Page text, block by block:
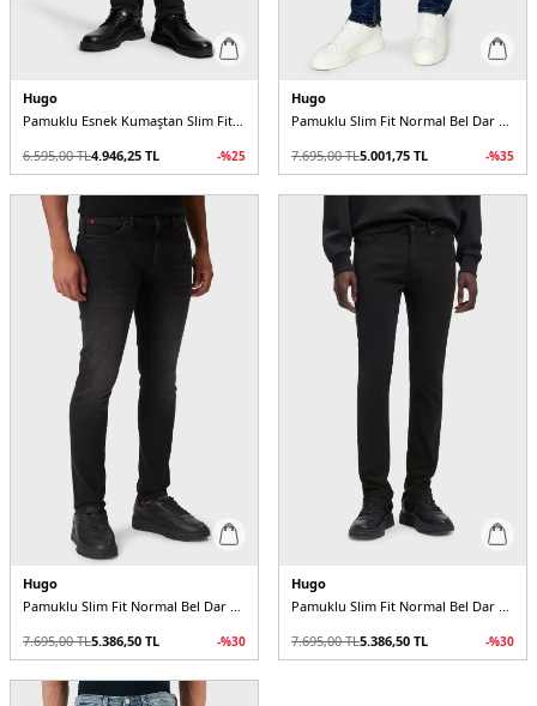
Hugo
Pamuklu Esnek Kumaştan Slim Fit Dar Paça Jeans Erkek Kot Pantolon
6.595,00TL4.946,25 TL -%25
Hugo
Pamuklu Slim Fit Normal Bel Dar Paça Jeans Erkek Kot Pantolon
7.695,00TL5.001,75 TL -%35
Hugo
Pamuklu Slim Fit Normal Bel Dar Paça Jeans Erkek Kot Pantolon
7.695,00TL5.386,50 TL -%30
Hugo
Pamuklu Slim Fit Normal Bel Dar Paça Jeans Erkek Kot Pantolon
7.695,00TL5.386,50 TL -%30